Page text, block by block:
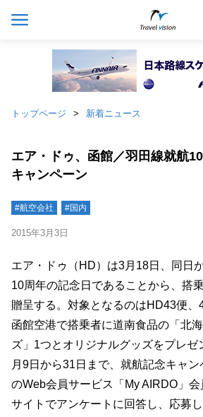
トップページ 新着ニュース
エア・ドゥ、函館／羽田線就航
キャンペーン
#航空会社 #国内
2015年3月3日
エア・ドゥ（HD）は3月18日、同日
10周年の記念日であることから、搭
贈呈する。対象となるのはHD43便、
函館空港で搭乗者に道南食品の「北
ズ」1つとオリジナルグッズをプレゼ
月9日から31日まで、就航記念キャ
のWeb会員サービス「My AIRDO」
サイトでアンケートに回答し、応募